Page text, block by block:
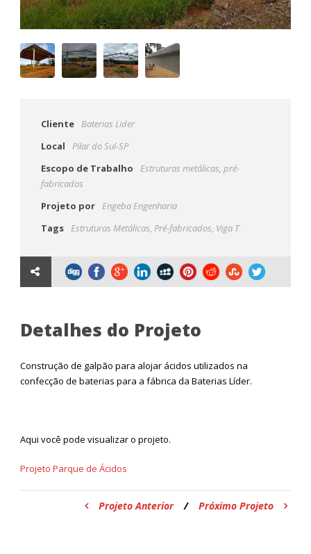
Cliente
Baterias Lider
Local
Pilar do Sul-SP
Escopo de Trabalho
Estruturas metálicas, pré-
fabricados
Projeto por
Engeba Engenharia
Tags
Estruturas Metálicas Pré-fabricados Viga T
Detalhes do Projeto
Construção de galpão para alojar ácidos utilizados na
confecção de baterias para a fábrica da Baterias Líder.
Aqui você pode visualizar o projeto.
Projeto Parque de Ácidos
Projeto Anterior / Próximo Projeto